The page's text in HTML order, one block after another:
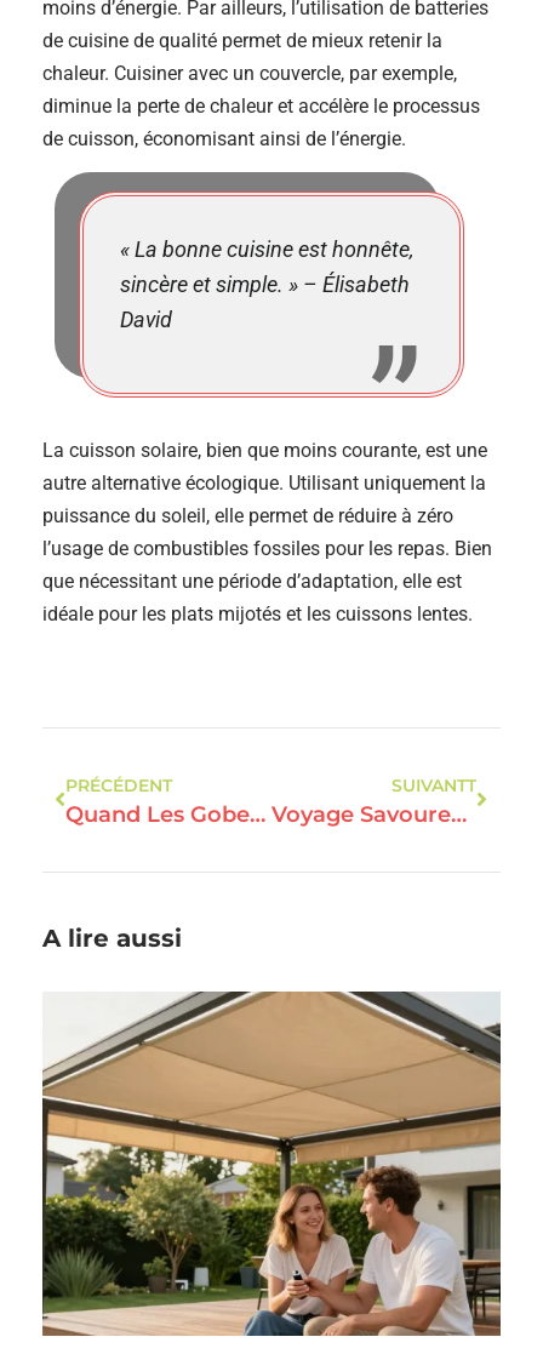
moins d’énergie. Par ailleurs, l’utilisation de batteries
de cuisine de qualité permet de mieux retenir la
chaleur. Cuisiner avec un couvercle, par exemple,
diminue la perte de chaleur et accélère le processus
de cuisson, économisant ainsi de l’énergie.
« La bonne cuisine est honnête,
sincère et simple. » – Élisabeth
David
La cuisson solaire, bien que moins courante, est une
autre alternative écologique. Utilisant uniquement la
puissance du soleil, elle permet de réduire à zéro
l’usage de combustibles fossiles pour les repas. Bien
que nécessitant une période d’adaptation, elle est
idéale pour les plats mijotés et les cuissons lentes.
PRÉCÉDENT
Quand Les Gobelets En Carton Révolutionnent La Table Des Chefs Écoresponsables
SUIVANTT
Voyage Savoureux : Découvrez L’histoire Cachée De Vos Plats Préférés
A lire aussi